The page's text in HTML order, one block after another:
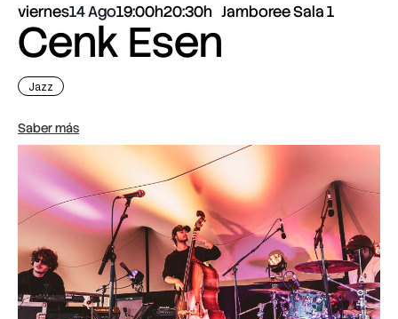
viernes14 Ago19:00h20:30h Jamboree Sala 1
Cenk Esen
Jazz
Saber más